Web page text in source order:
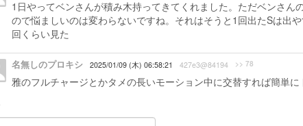
1日やってベンさんが積み木持ってきてくれました。ただベンさん
ので悩ましいのは変わらないですね。それはそうと1回出たSは出
回くらい見た
名無しのプロキシ 2025/01/09 (木) 06:58:21 427e3@84194 >> 78
雅のフルチャージとかタメの長いモーション中に交替すれば簡単